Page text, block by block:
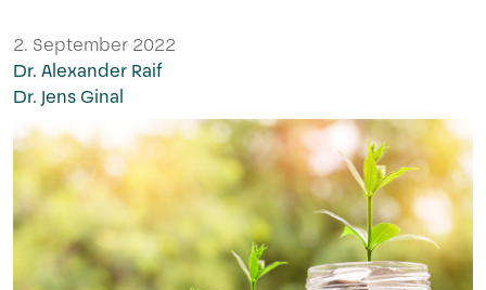
2. September 2022
Dr. Alexander Raif
Dr. Jens Ginal